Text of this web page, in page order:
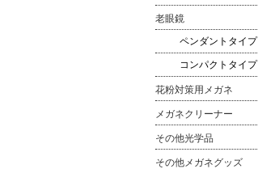
老眼鏡
ペンダントタイプ
コンパクトタイプ
花粉対策用メガネ
メガネクリーナー
その他光学品
その他メガネグッズ